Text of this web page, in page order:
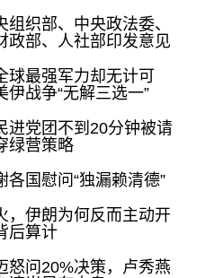
组织部、中央政法委、
政部、人社部印发意见
球最强军力却无计可
伊战争“无解三选一”
进党团不到20分钟被请
绿营策略
各国慰问“独漏赖清德”
，伊朗为何反而主动开
后算计
怒问20%决策，卢秀燕